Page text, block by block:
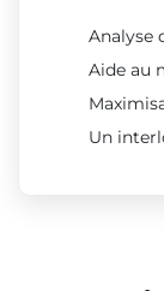
Analyse
Aide au
Un